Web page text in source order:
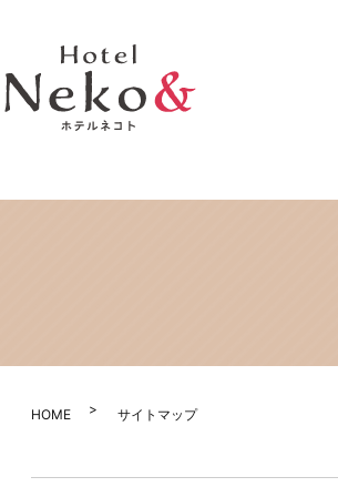
HOME サイトマップ